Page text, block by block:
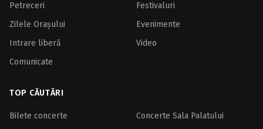
Petreceri
Festivaluri
Zilele Oraşului
Evenimente
Intrare liberă
Video
Comunicate
TOP CĂUTĂRI
Bilete concerte
Concerte Sala Palatului